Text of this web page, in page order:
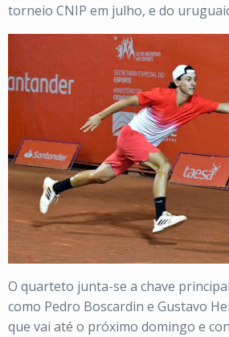
torneio CNIP em julho, e do
O quarteto junta-se a chave
como Pedro Boscardin e Gustavo
que vai até o próximo domingo e